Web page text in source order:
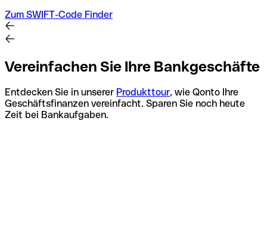
Zum SWIFT-Code Finder
Vereinfachen Sie Ihre Bankgeschäfte
Entdecken Sie in unserer Produkttour, wie Qonto Ihre
Geschäftsfinanzen vereinfacht. Sparen Sie noch heute
Zeit bei Bankaufgaben.